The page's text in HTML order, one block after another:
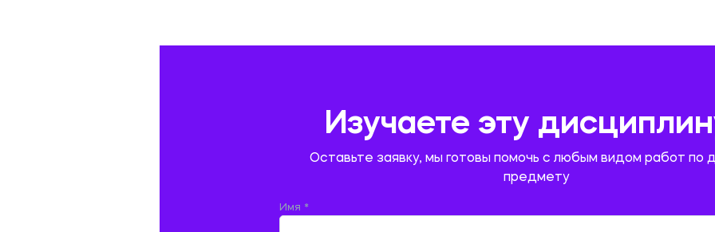
Изучаете эту
Оставьте заявку, мы готовы помочь с любым видом работ по
предмету
Имя *